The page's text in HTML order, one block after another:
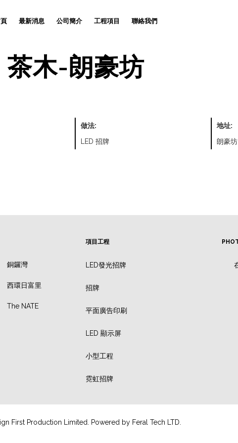
最新消息 公司簡介 工程項目 聯絡我們
茶木-朗豪坊
做法:
地址:
LED 招牌 朗豪坊
銅鑼灣
西環日富里
The NATE
項目工程
LED發光招牌
招牌
平面廣告印刷
LED 顯示屏
小型工程
霓虹招牌
First Production Limited. Powered by Feral Tech LTD.